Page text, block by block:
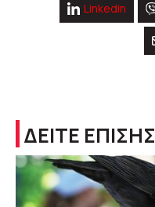
Linkedin
ΔΕΙΤΕ ΕΠΙΣΗΣ